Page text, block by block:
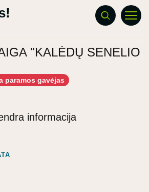
"KALĖDŲ SENELIO
paramos gavėjas
informacija